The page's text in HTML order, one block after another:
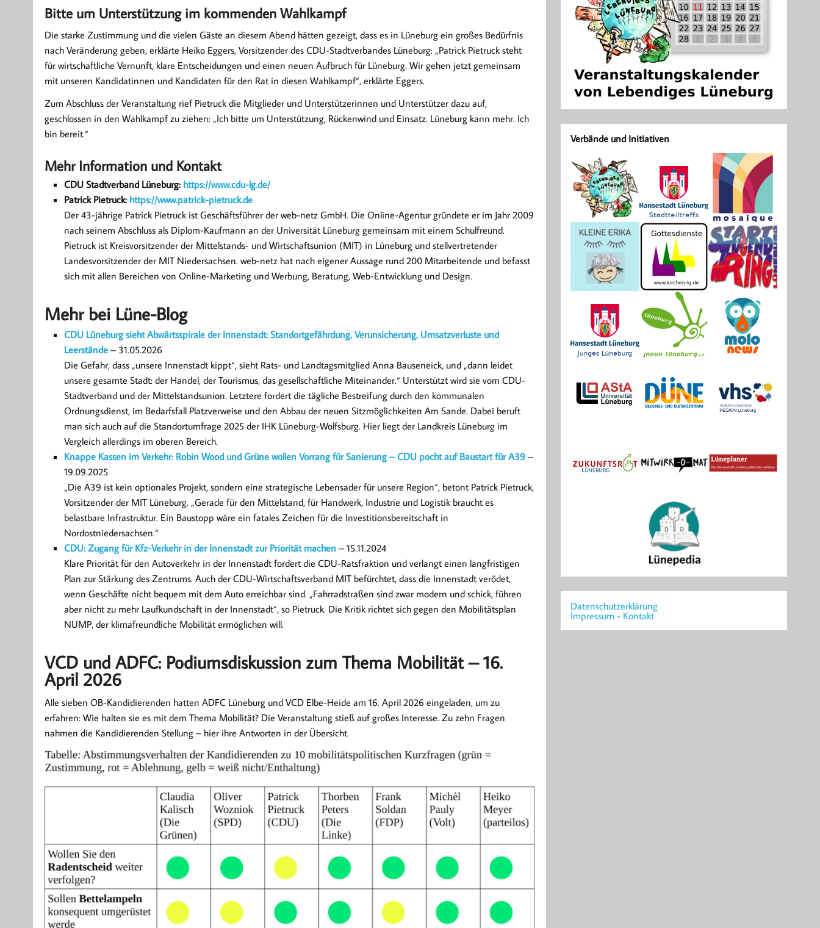
Bitte um Unterstützung im kommenden Wahlkampf
Die starke Zustimmung und die vielen Gäste an diesem Abend hätten gezeigt, dass es in Lüneburg ein großes Bedürfnis
nach Veränderung geben, erklärte Heiko Eggers, Vorsitzender des CDU-Stadtverbandes Lüneburg: „Patrick Pietruck steht
für wirtschaftliche Vernunft, klare Entscheidungen und einen neuen Aufbruch für Lüneburg. Wir gehen jetzt gemeinsam
mit unseren Kandidatinnen und Kandidaten für den Rat in diesen Wahlkampf“, erklärte Eggers.
Zum Abschluss der Veranstaltung rief Pietruck die Mitglieder und Unterstützerinnen und Unterstützer dazu auf,
geschlossen in den Wahlkampf zu ziehen: „Ich bitte um Unterstützung, Rückenwind und Einsatz. Lüneburg kann mehr. Ich
bin bereit.“
Mehr Information und Kontakt
CDU Stadtverband Lüneburg: https://www.cdu-lg.de/
Patrick Pietruck: https://www.patrick-pietruck.de
Der 43-jährige Patrick Pietruck ist Geschäftsführer der web-netz GmbH. Die Online-Agentur gründete er im Jahr 2009
nach seinem Abschluss als Diplom-Kaufmann an der Universität Lüneburg gemeinsam mit einem Schulfreund.
Pietruck ist Kreisvorsitzender der Mittelstands- und Wirtschaftsunion (MIT) in Lüneburg und stellvertretender
Landesvorsitzender der MIT Niedersachsen. web-netz hat nach eigener Aussage rund 200 Mitarbeitende und befasst
sich mit allen Bereichen von Online-Marketing und Werbung, Beratung, Web-Entwicklung und Design.
Mehr bei Lüne-Blog
CDU Lüneburg sieht Abwärtsspirale der Innenstadt: Standortgefährdung, Verunsicherung, Umsatzverluste und
Leerstände– 31.05.2026
Die Gefahr, dass „unsere Innenstadt kippt“, sieht Rats- und Landtagsmitglied Anna Bauseneick, und „dann leidet
unsere gesamte Stadt: der Handel, der Tourismus, das gesellschaftliche Miteinander.“ Unterstützt wird sie vom CDU-
Stadtverband und der Mittelstandsunion. Letztere fordert die tägliche Bestreifung durch den kommunalen
Ordnungsdienst, im Bedarfsfall Platzverweise und den Abbau der neuen Sitzmöglichkeiten Am Sande. Dabei beruft
man sich auch auf die Standortumfrage 2025 der IHK Lüneburg-Wolfsburg. Hier liegt der Landkreis Lüneburg im
Vergleich allerdings im oberen Bereich.
Knappe Kassen im Verkehr: Robin Wood und Grüne wollen Vorrang für Sanierung – CDU pocht auf Baustart für A39 –
19.09.2025
„Die A39 ist kein optionales Projekt, sondern eine strategische Lebensader für unsere Region“, betont Patrick Pietruck,
Vorsitzender der MIT Lüneburg. „Gerade für den Mittelstand, für Handwerk, Industrie und Logistik braucht es
belastbare Infrastruktur. Ein Baustopp wäre ein fatales Zeichen für die Investitionsbereitschaft in
Nordostniedersachsen.“
CDU: Zugang für Kfz-Verkehr in der Innenstadt zur Priorität machen – 15.11.2024
Klare Priorität für den Autoverkehr in der Innenstadt fordert die CDU-Ratsfraktion und verlangt einen langfristigen
Plan zur Stärkung des Zentrums. Auch der CDU-Wirtschaftsverband MIT befürchtet, dass die Innenstadt verödet,
wenn Geschäfte nicht bequem mit dem Auto erreichbar sind. „Fahrradstraßen sind zwar modern und schick, führen
aber nicht zu mehr Laufkundschaft in der Innenstadt“, so Pietruck. Die Kritik richtet sich gegen den Mobilitätsplan
NUMP, der klimafreundliche Mobilität ermöglichen will.
VCD und ADFC: Podiumsdiskussion zum Thema Mobilität – 16.
April 2026
Alle sieben OB-Kandidierenden hatten ADFC Lüneburg und VCD Elbe-Heide am 16. April 2026 eingeladen, um zu
erfahren: Wie halten sie es mit dem Thema Mobilität? Die Veranstaltung stieß auf großes Interesse. Zu zehn Fragen
nahmen die Kandidierenden Stellung – hier ihre Antworten in der Übersicht.
Verbände und Initiativen
Datenschutzerklärung
Impressum - Kontakt